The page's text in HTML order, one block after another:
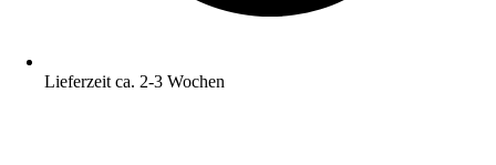
Lieferzeit ca. 2-3 Wochen